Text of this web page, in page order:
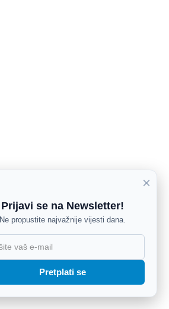
×
Prijavi se na Newsletter!
Ne propustite najvažnije vijesti dana.
Pretplati se